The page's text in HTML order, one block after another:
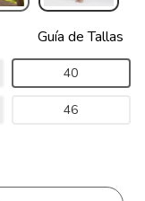
Guía de Tallas
40
46